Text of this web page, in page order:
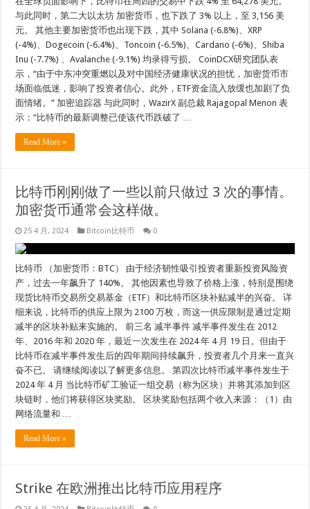
与此同时，第二大以太坊 加密货币，也下跌了 3% 以上，至 3,156 美
元。 其他主要加密货币也出现下跌，其中 Solana (-6.8%)、XRP
(-4%)、Dogecoin (-6.4%)、Toncoin (-6.5%)、Cardano (-6%)、Shiba
Inu (-7.7%) 、Avalanche (-9.1%) 均录得亏损。 CoinDCX研究团队表
示，“由于中东冲突重燃以及对中国经济健康状况的担忧，加密货币市
场面临低迷，影响了投资者信心。此外，ETF资金流入放缓也加剧了负
面情绪。” 加密追踪器 与此同时，WazirX 副总裁 Rajagopal Menon 表
示：“比特币的最新调整已使该代币跌破了 …
Read More »
比特币刚刚做了一些以前只做过 3 次的事情。
加密货币通常会这样做。
25 4 月, 2024 Bitcoin比特币 0
比特币 （加密货币：BTC） 由于经济韧性吸引投资者重新投资风险资
产，过去一年飙升了 140%。 其他因素也导致了价格上涨，特别是围绕
现货比特币交易所交易基金（ETF）和比特币区块补贴减半的兴奋。 详
细来说，比特币的供应上限为 2100 万枚，而这一供应限制是通过定期
减半的区块补贴来实施的。 前三名 减半事件 减半事件发生在 2012
年、2016 年和 2020 年，最近一次发生在 2024 年 4 月 19 日。但由于
比特币在减半事件发生后的四年期间持续飙升，投资者几个月来一直兴
奋不已。 请继续阅读以了解更多信息。 第四次比特币减半事件发生于
2024 年 4 月 当比特币矿工验证一组交易（称为区块）并将其添加到区
块链时，他们将获得区块奖励。 区块奖励包括两个收入来源：（1）由
网络流量和 …
Read More »
Strike 在欧洲推出比特币应用程序